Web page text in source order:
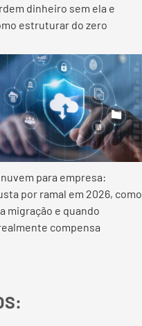
dinheiro sem ela e
estruturar do zero
nuvem para empresa:
por ramal em 2026, como
migração e quando
compensa